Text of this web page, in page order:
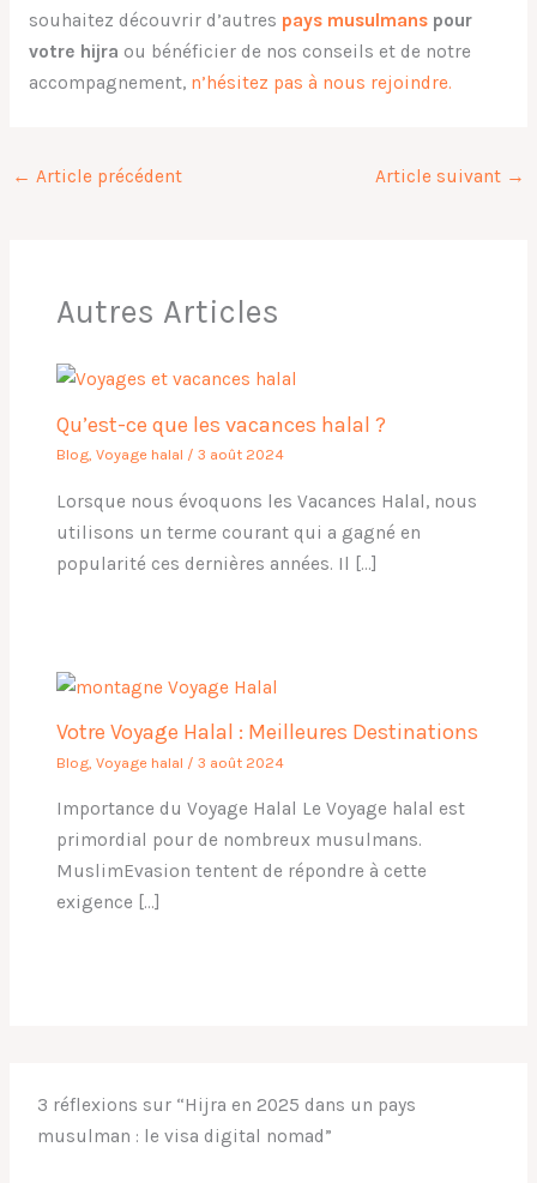
souhaitez découvrir d’autres pays musulmans pour
votre hijra ou bénéficier de nos conseils et de notre
accompagnement, n’hésitez pas à nous rejoindre.
← Article précédent Article suivant →
Autres Articles
Qu’est-ce que les vacances halal ?
Blog,Voyage halal /3 août 2024
Lorsque nous évoquons les Vacances Halal, nous
utilisons un terme courant qui a gagné en
popularité ces dernières années. Il […]
Votre Voyage Halal : Meilleures Destinations
Blog ,Voyage halal /3 août 2024
Importance du Voyage Halal Le Voyage halal est
primordial pour de nombreux musulmans.
MuslimEvasion tentent de répondre à cette
exigence […]
3 réflexions sur “Hijra en 2025 dans un pays
musulman : le visa digital nomad”